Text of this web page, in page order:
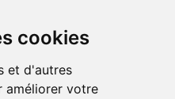
cookies
et d'autres
améliorer votre